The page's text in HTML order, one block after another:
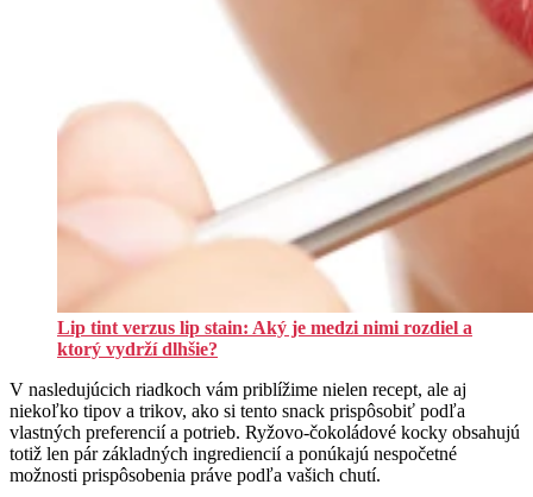
Lip tint verzus lip stain: Aký je medzi nimi rozdiel a
ktorý vydrží dlhšie?
V nasledujúcich riadkoch vám priblížime nielen recept, ale aj
niekoľko tipov a trikov, ako si tento snack prispôsobiť podľa
vlastných preferencií a potrieb. Ryžovo-čokoládové kocky obsahujú
totiž len pár základných ingrediencií a ponúkajú nespočetné
možnosti prispôsobenia práve podľa vašich chutí.